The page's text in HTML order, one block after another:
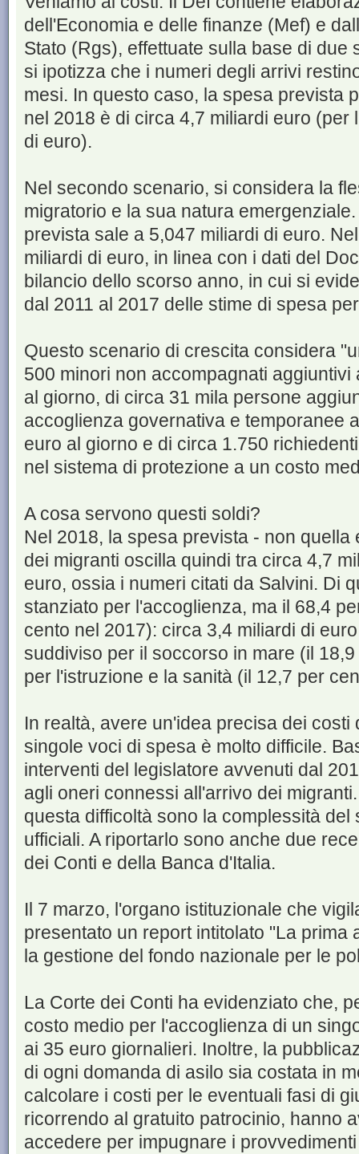
dell'Economia e delle finanze (Mef) e
Stato (Rgs), effettuate sulla base di due
si ipotizza che i numeri degli arrivi
mesi. In questo caso, la spesa prevista
nel 2018 è di circa 4,7 miliardi euro (per
di euro).
Nel secondo scenario, si considera la
migratorio e la sua natura
prevista sale a 5,047 miliardi di euro.
miliardi di euro, in linea con i dati del
bilancio dello scorso anno, in cui si
dal 2011 al 2017 delle stime di spesa
Questo scenario di crescita considera
500 minori non accompagnati
al giorno, di circa 31 mila persone
accoglienza governativa e temporanee
euro al giorno e di circa 1.750
nel sistema di protezione a un costo
A cosa servono questi soldi?
Nel 2018, la spesa prevista - non
dei migranti oscilla quindi tra circa 4,7
euro, ossia i numeri citati da Salvini. Di
stanziato per l'accoglienza, ma il 68,4
cento nel 2017): circa 3,4 miliardi di
suddiviso per il soccorso in mare (il
per l'istruzione e la sanità (il 12,7 per
In realtà, avere un'idea precisa dei
singole voci di spesa è molto difficile.
interventi del legislatore avvenuti dal
agli oneri connessi all'arrivo dei
questa difficoltà sono la complessità
ufficiali. A riportarlo sono anche due
dei Conti e della Banca d'Italia.
Il 7 marzo, l'organo istituzionale che
presentato un report intitolato "La prima
la gestione del fondo nazionale per le
La Corte dei Conti ha evidenziato che,
costo medio per l'accoglienza di un
ai 35 euro giornalieri. Inoltre, la
di ogni domanda di asilo sia costata in
calcolare i costi per le eventuali fasi di
ricorrendo al gratuito patrocinio, hanno
accedere per impugnare i